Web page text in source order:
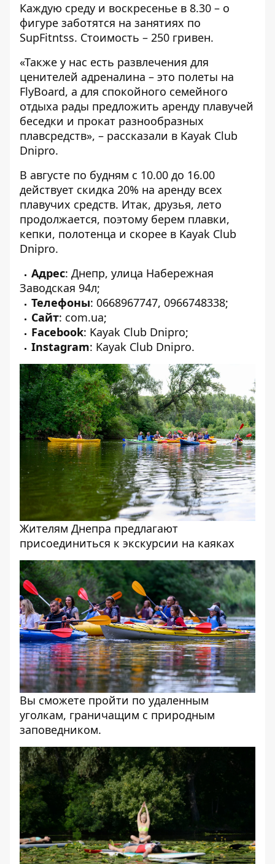
Каждую среду и воскресенье в 8.30 – о
фигуре заботятся на занятиях по
SupFitntss. Стоимость – 250 гривен.
«Также у нас есть развлечения для
ценителей адреналина – это полеты на
FlyBoard, а для спокойного семейного
отдыха рады предложить аренду плавучей
беседки и прокат разнообразных
плавсредств», – рассказали в Kayak Club
Dnipro.
В августе по будням с 10.00 до 16.00
действует скидка 20% на аренду всех
плавучих средств. Итак, друзья, лето
продолжается, поэтому берем плавки,
кепки, полотенца и скорее в Kayak Club
Dnipro.
Адрес: Днепр, улица Набережная
Заводская 94л;
Телефоны: 0668967747, 0966748338;
Сайт: com.ua;
Facebook: Kayak Club Dnipro;
Instagram: Kayak Club Dnipro.
Жителям Днепра предлагают
присоединиться к экскурсии на каяках
Вы сможете пройти по удаленным
уголкам, граничащим с природным
заповедником.